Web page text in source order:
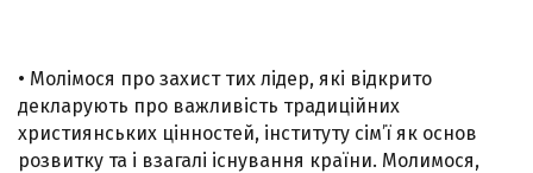
• Молімося про захист тих лідер, які відкрито
декларують про важливість традиційних
християнських цінностей, інституту сім’ї як основ
розвитку та і взагалі існування країни. Молимося,